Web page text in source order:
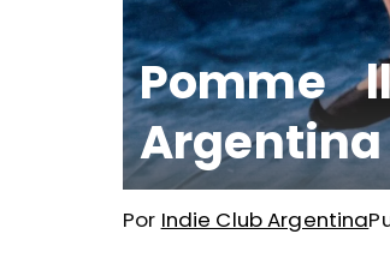
Pomme
Argentina
Por Indie Club Argentina